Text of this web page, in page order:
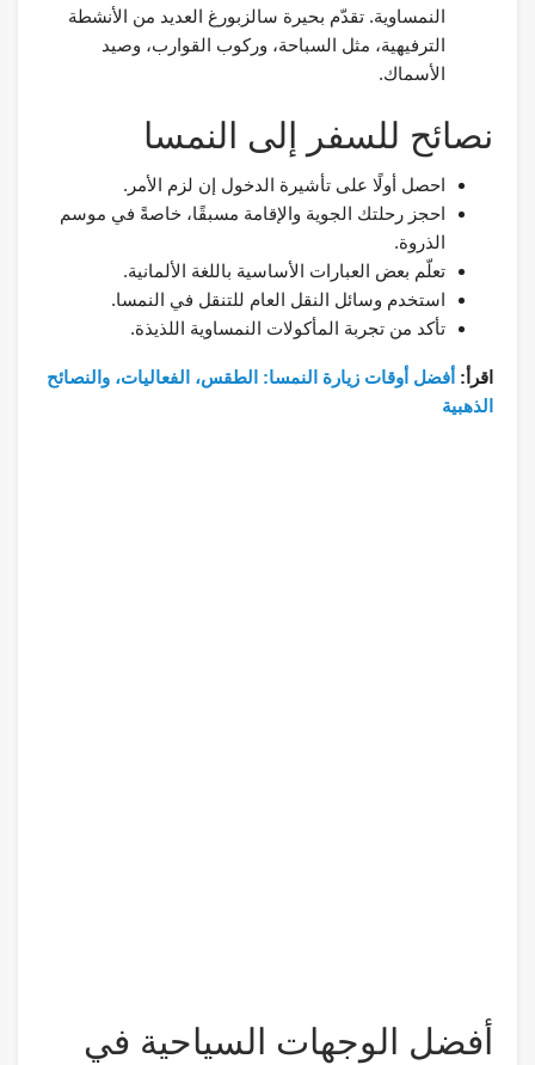
النمساوية. تقدّم بحيرة سالزبورغ العديد من الأنشطة
الترفيهية، مثل السباحة، وركوب القوارب، وصيد
الأسماك.
نصائح للسفر إلى النمسا
احصل أولًا على تأشيرة الدخول إن لزم الأمر.
احجز رحلتك الجوية والإقامة مسبقًا، خاصةً في موسم
الذروة.
تعلّم بعض العبارات الأساسية باللغة الألمانية.
استخدم وسائل النقل العام للتنقل في النمسا.
تأكد من تجربة المأكولات النمساوية اللذيذة.
اقرأ: أفضل أوقات زيارة النمسا: الطقس، الفعاليات، والنصائح
الذهبية
أفضل الوجهات السياحية في